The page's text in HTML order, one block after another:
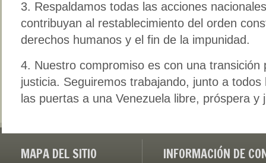
3. Respaldamos todas las acciones
contribuyan al restablecimiento del orden
derechos humanos y el fin de la impunidad.
4. Nuestro compromiso es con una
justicia. Seguiremos trabajando, junto a
las puertas a una Venezuela libre, próspera y
MAPA DEL SITIO INFORMACIÓN DE